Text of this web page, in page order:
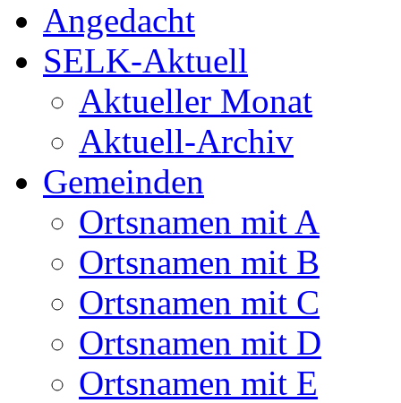
Angedacht
SELK-Aktuell
Aktueller Monat
Aktuell-Archiv
Gemeinden
Ortsnamen mit A
Ortsnamen mit B
Ortsnamen mit C
Ortsnamen mit D
Ortsnamen mit E